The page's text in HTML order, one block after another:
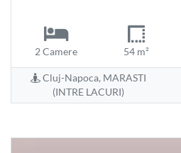
2 Camere 54 m²
Cluj-Napoca, MARASTI
(INTRE LACURI)